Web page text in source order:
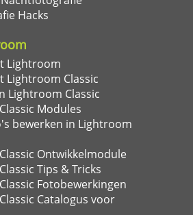
Hacks
Lightroom
Lightroom Classic
Lightroom Classic
Modules
bewerken in Lightroom
Ontwikkelmodule
Tips & Tricks
Fotobewerkingen
Catalogus voor